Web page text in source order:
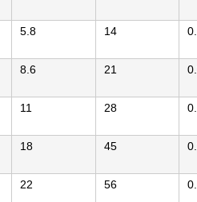
5.8 14
8.6 21
11 28
18 45
22 56